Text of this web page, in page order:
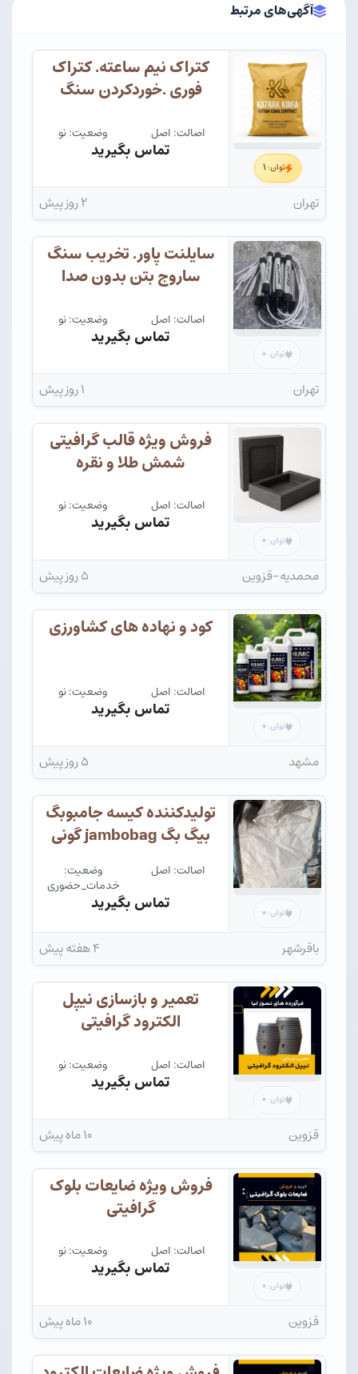
آگهی‌های مرتبط
توان:۱
کتراک نیم ساعته. کتراک
فوری .خوردکردن سنگ
اصالت: اصل وضعیت: نو
تماس بگیرید
تهران ۲ روز پیش
توان: ۰
سایلنت پاور. تخریب سنگ
ساروج بتن بدون صدا
اصالت: اصل وضعیت: نو
تماس بگیرید
تهران ۱ روز پیش
توان: ۰
فروش ویژه قالب گرافیتی
شمش طلا و نقره
اصالت: اصل وضعیت: نو
تماس بگیرید
محمدیه-قزوین ۵ روز پیش
توان: ۰
کود و نهاده های کشاورزی
اصالت: اصل وضعیت: نو
تماس بگیرید
مشهد ۵ روز پیش
توان: ۰
تولیدکننده کیسه جامبوبگ
بیگ بگ jambobag گونی
اصالت: اصل وضعیت:
خدمات_حضوری
تماس بگیرید
باقرشهر ۴ هفته پیش
توان: ۰
تعمیر و بازسازی نیپل
الکترود گرافیتی
اصالت: اصل وضعیت: نو
تماس بگیرید
قزوین ۱۰ ماه پیش
توان: ۰
فروش ویژه ضایعات بلوک
گرافیتی
اصالت: اصل وضعیت: نو
تماس بگیرید
قزوین ۱۰ ماه پیش